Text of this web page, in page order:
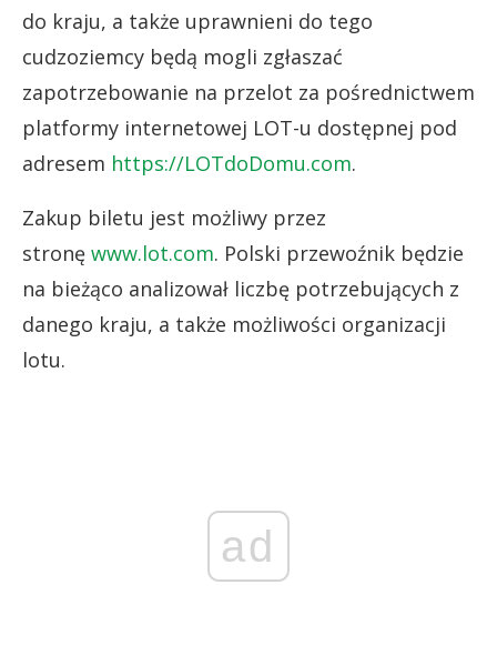
do kraju, a także uprawnieni do tego
cudzoziemcy będą mogli zgłaszać
zapotrzebowanie na przelot za pośrednictwem
platformy internetowej LOT-u dostępnej pod
adresem https://LOTdoDomu.com.
Zakup biletu jest możliwy przez
stronę www.lot.com. Polski przewoźnik będzie
na bieżąco analizował liczbę potrzebujących z
danego kraju, a także możliwości organizacji
lotu.
ad